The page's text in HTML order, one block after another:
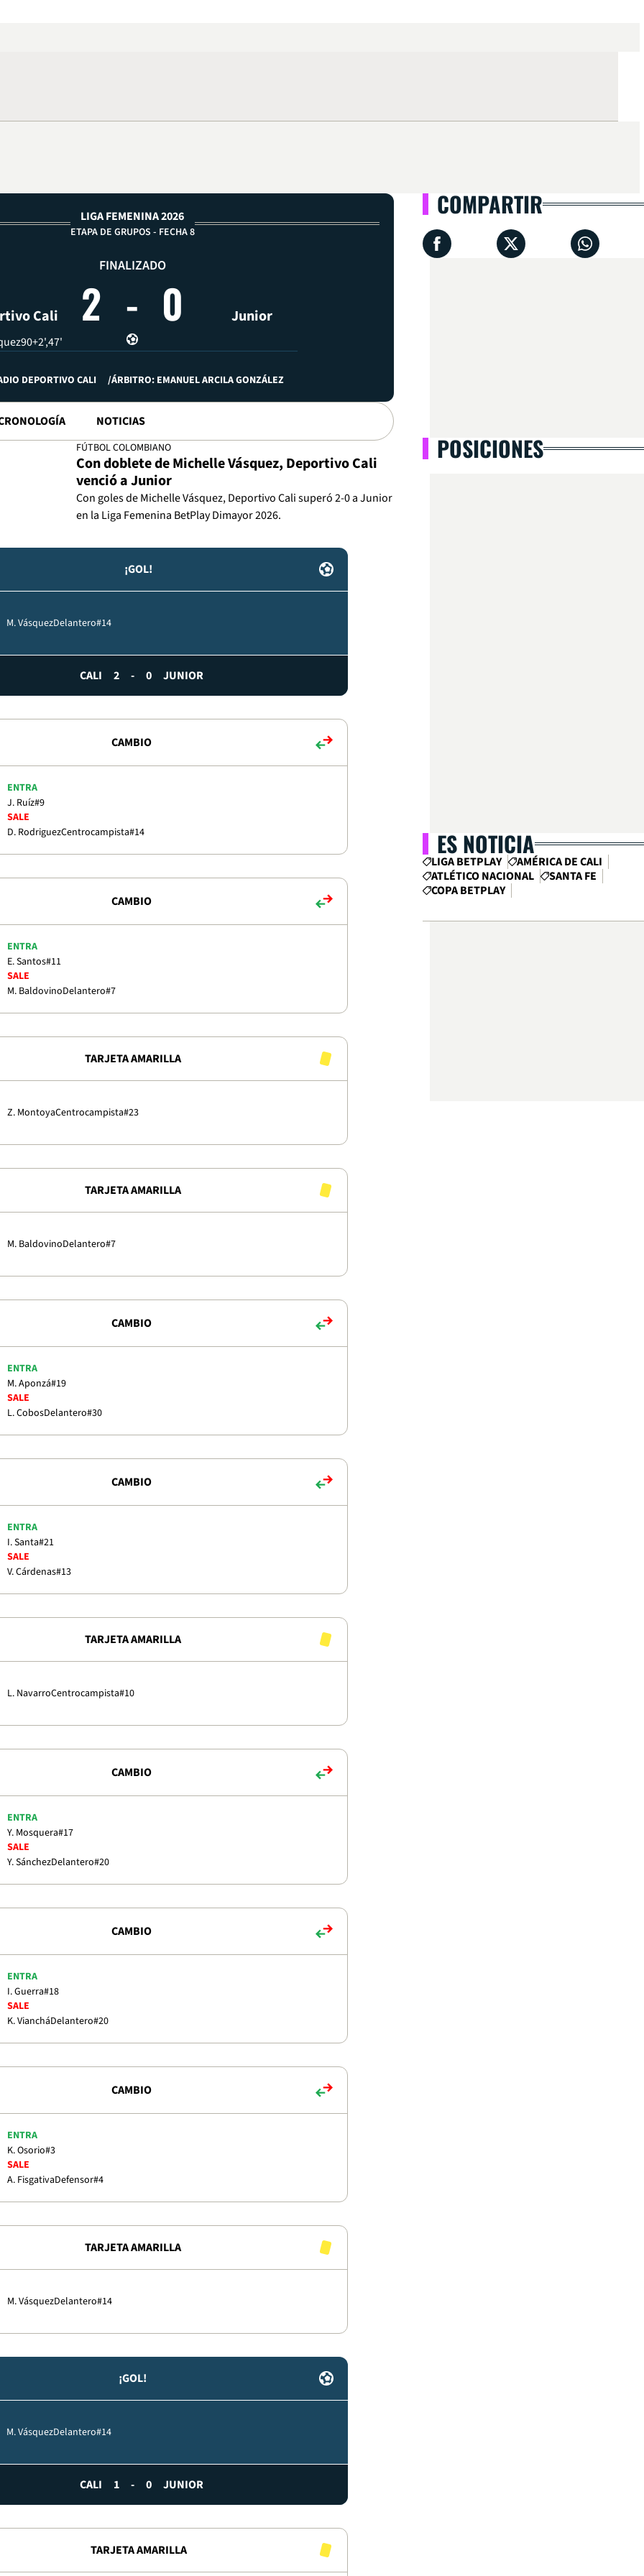
LIGA FEMENINA 2026
ETAPA DE GRUPOS - FECHA 8
Cali
FINALIZADO
2 - 0 Junior
90+2'47'
DEPORTIVO CALI ÁRBITRO: EMANUEL ARCILA GONZÁLEZ
NOTICIAS
FÚTBOL COLOMBIANO
Con doblete de Michelle Vásquez, Deportivo Cali
venció a Junior
Con goles de Michelle Vásquez, Deportivo Cali superó 2-0 a Junior
en la Liga Femenina BetPlay Dimayor 2026.
¡GOL!
M. VásquezDelantero#14
CALI 2 - 0 JUNIOR
CAMBIO
ENTRA
J. Ruíz#9
SALE
D. RodriguezCentrocampista#14
CAMBIO
ENTRA
E. Santos#11
SALE
M. BaldovinoDelantero#7
TARJETA AMARILLA
Z. MontoyaCentrocampista#23
TARJETA AMARILLA
M. BaldovinoDelantero#7
CAMBIO
ENTRA
M. Aponzá#19
SALE
L. CobosDelantero#30
CAMBIO
ENTRA
I. Santa#21
SALE
V. Cárdenas#13
TARJETA AMARILLA
L. NavarroCentrocampista#10
CAMBIO
ENTRA
Y. Mosquera#17
SALE
Y. SánchezDelantero#20
CAMBIO
ENTRA
I. Guerra#18
SALE
K. ViancháDelantero#20
CAMBIO
ENTRA
K. Osorio#3
SALE
A. FisgativaDefensor#4
TARJETA AMARILLA
M. VásquezDelantero#14
¡GOL!
M. VásquezDelantero#14
CALI 1 - 0 JUNIOR
TARJETA AMARILLA
COMPARTIR
POSICIONES
ES NOTICIA
LIGA BETPLAY
AMÉRICA DE CALI
ATLÉTICO NACIONAL
SANTA FE
COPA BETPLAY